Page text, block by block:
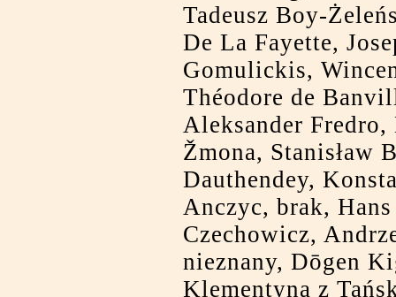
Tadeusz Boy-
De La Fayette,
Gomulickis,
Théodore de
Aleksander
Žmona, Stanisław
Dauthendey,
Anczyc, brak,
Czechowicz,
nieznany, Dōgen
Klementyna z